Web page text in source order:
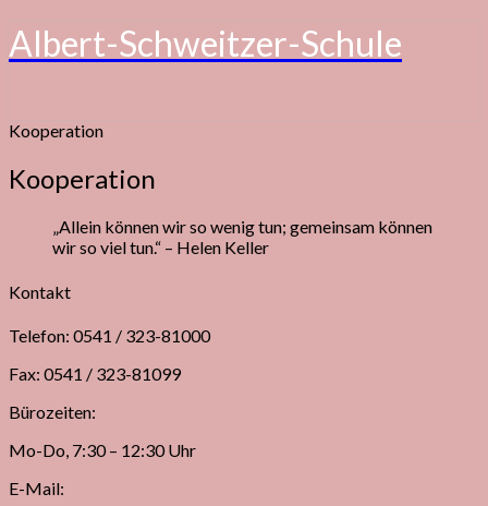
Albert-Schweitzer-Schule
Kooperation
Kooperation
„Allein können wir so wenig tun; gemeinsam können
wir so viel tun.“ – Helen Keller
Kontakt
Telefon: 0541 / 323-81000
Fax: 0541 / 323-81099
Bürozeiten:
Mo-Do, 7:30 – 12:30 Uhr
E-Mail: